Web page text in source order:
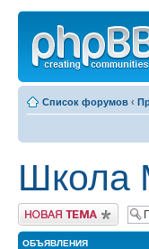
Список форумов ‹
Школа
Новая тема
ОБЪЯВЛЕНИЯ